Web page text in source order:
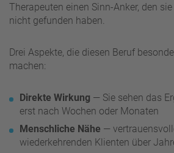
Therapeuten einen Sinn-Anker, den
nicht gefunden haben.
Drei Aspekte, die diesen Beruf
machen:
Direkte Wirkung — Sie sehen das
erst nach Wochen oder Monaten
Menschliche Nähe —
wiederkehrenden Klienten über